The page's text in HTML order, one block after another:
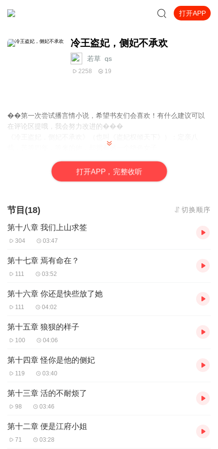
打开APP
冷王盗妃，侧妃不承欢
若草_qs
2258 19
��第一次尝试播言情小说，希望书友们会喜欢！有什么建议可以
在评论区提哦，我会努力改进的���
载，苦等四年，等来的他，却拥着另一个绝色女子。
侯门深深，寂寞相守，她不争宠，不承恩。
原以为，她助他帮他，和他共患难比翼飞，最终会获得他的爱恋。
权谋争斗中，如花般绮丽绽放。
打开APP，完整收听
节目(18) 切换顺序
第十八章 我们上山求签
304 03:47
第十七章 焉有命在？
111 03:52
第十六章 你还是快些放了她
111 04:02
第十五章 狼狈的样子
100 04:06
第十四章 怪你是他的侧妃
119 03:40
第十三章 活的不耐烦了
98 03:46
第十二章 便是江府小姐
71 03:28